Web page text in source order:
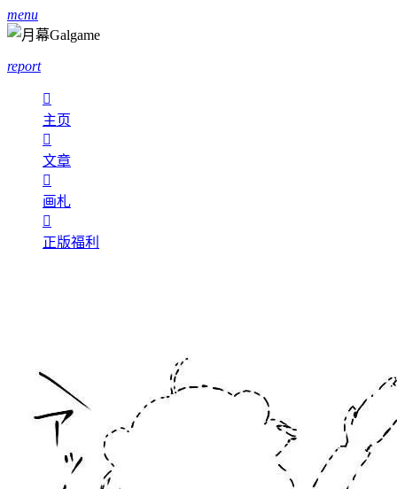
menu
report

主页

文章

画札

正版福利